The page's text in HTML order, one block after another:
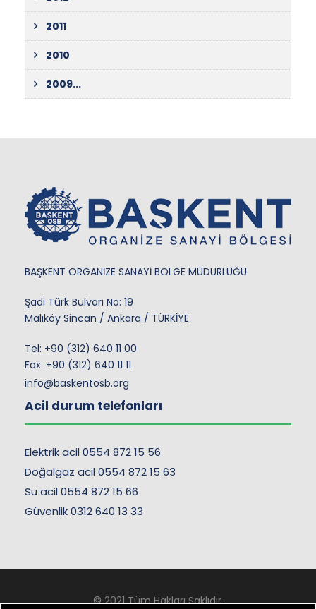
2011
2010
2009...
BAŞKENT ORGANİZE SANAYİ BÖLGE MÜDÜRLÜĞÜ
Şadi Türk Bulvarı No: 19
Malıköy Sincan / Ankara / TÜRKİYE
Tel: +90 (312) 640 11 00
Fax: +90 (312) 640 11 11
info@baskentosb.org
Acil durum telefonları
Elektrik acil 0554 872 15 56
Doğalgaz acil 0554 872 15 63
Su acil 0554 872 15 66
Güvenlik 0312 640 13 33
© 2021 Tüm Hakları Saklıdır.